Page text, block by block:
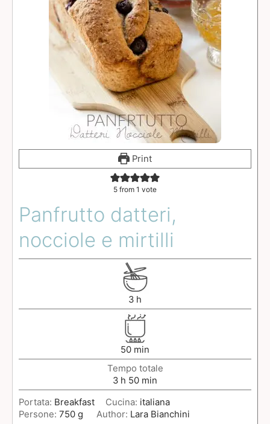
Print
5 from 1 vote
Panfrutto datteri,
nocciole e mirtilli
3 h
50 min
Tempo totale
3 h 50 min
Portata: Breakfast Cucina: italiana
Persone: 750 g Author: Lara Bianchini